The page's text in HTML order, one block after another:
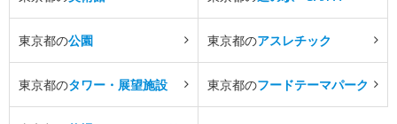
東京都の公園 東京都のアスレチック
東京都のタワー・展望施設 東京都のフードテーマパーク